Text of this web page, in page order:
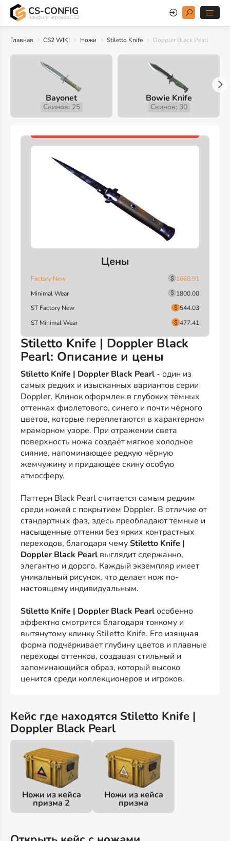
CS-CONFIG
Конфиги игроков CS2
Главная CS2 WIKI Ножи Stiletto Knife Doppler Black Pearl
Bayonet
Скинов: 25
Bowie Knife
Скинов: 30
Цены
Factory New
1668.91
Minimal Wear
1800.00
ST Factory New
544.03
ST Minimal Wear
477.41
Stiletto Knife | Doppler Black
Pearl: Описание и цены
Stiletto Knife | Doppler Black Pearl - один из
самых редких и изысканных вариантов серии
Doppler. Клинок оформлен в глубоких тёмных
оттенках фиолетового, синего и почти чёрного
цветов, которые переплетаются в характерном
мраморном узоре. При отражении света
поверхность ножа создаёт мягкое холодное
сияние, напоминающее редкую чёрную
жемчужину и придающее скину особую
атмосферу.
Паттерн Black Pearl считается самым редким
среди ножей с покрытием Doppler. В отличие от
стандартных фаз, здесь преобладают тёмные и
насыщенные оттенки без ярких контрастных
переходов, благодаря чемуStiletto Knife |
Doppler Black Pearl выглядит сдержанно,
элегантно и дорого. Каждый экземпляр имеет
уникальный рисунок, что делает нож по-
настоящему индивидуальным.
Stiletto Knife | Doppler Black Pearlособенно
эффектно смотрится благодаря тонкому и
вытянутому клинку Stiletto Knife. Его изящная
форма подчёркивает глубину цветов и плавные
переходы оттенков, создавая стильный и
запоминающийся образ, который высоко
ценится среди коллекционеров и игроков.
Кейс где находятся Stiletto Knife |
Doppler Black Pearl
Ножи из кейса
призма 2
Ножи из кейса
призма